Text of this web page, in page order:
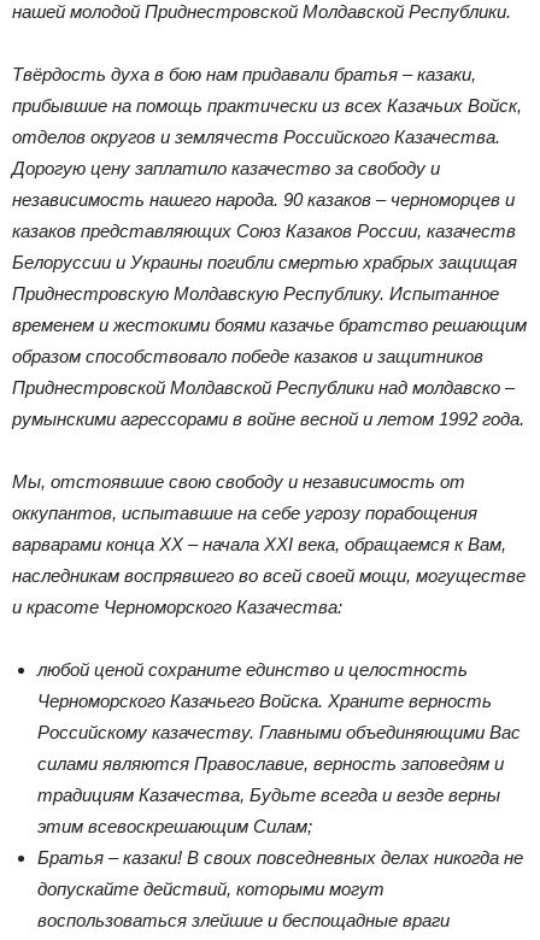
нашей молодой Приднестровской Молдавской Республики.
Твёрдость духа в бою нам придавали братья – казаки,
прибывшие на помощь практически из всех Казачьих Войск,
отделов округов и землячеств Российского Казачества.
Дорогую цену заплатило казачество за свободу и
независимость нашего народа. 90 казаков – черноморцев и
казаков представляющих Союз Казаков России, казачеств
Белоруссии и Украины погибли смертью храбрых защищая
Приднестровскую Молдавскую Республику. Испытанное
временем и жестокими боями казачье братство решающим
образом способствовало победе казаков и защитников
Приднестровской Молдавской Республики над молдавско –
румынскими агрессорами в войне весной и летом 1992 года.
Мы, отстоявшие свою свободу и независимость от
оккупантов, испытавшие на себе угрозу порабощения
варварами конца XX – начала XXI века, обращаемся к Вам,
наследникам воспрявшего во всей своей мощи, могуществе
и красоте Черноморского Казачества:
любой ценой сохраните единство и целостность
Черноморского Казачьего Войска. Храните верность
Российскому казачеству. Главными объединяющими Вас
силами являются Православие, верность заповедям и
традициям Казачества, Будьте всегда и везде верны
этим всевоскрешающим Силам;
Братья – казаки! В своих повседневных делах никогда не
допускайте действий, которыми могут
воспользоваться злейшие и беспощадные враги